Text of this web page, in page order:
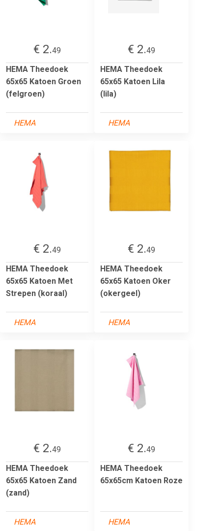
€ 2.49
HEMA Theedoek
65x65 Katoen Groen
(felgroen)
HEMA
€ 2.49
HEMA Theedoek
65x65 Katoen Lila
(lila)
HEMA
€ 2.49
HEMA Theedoek
65x65 Katoen Met
Strepen (koraal)
HEMA
€ 2.49
HEMA Theedoek
65x65 Katoen Oker
(okergeel)
HEMA
€ 2.49
HEMA Theedoek
65x65 Katoen Zand
(zand)
HEMA
€ 2.49
HEMA Theedoek
65x65cm Katoen Roze
HEMA